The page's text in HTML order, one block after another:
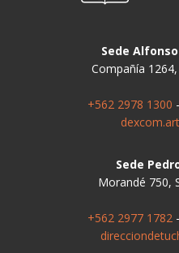
Sede
Compañía
+562 2978 1300
Sede
Morandé 750,
+562 2977 1782